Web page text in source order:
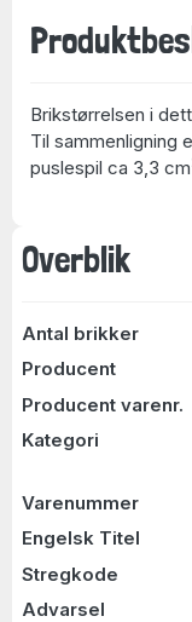
Overblik
Antal brikker
Producent
Producent varenr.
Kategori
Varenummer
Engelsk Titel
Stregkode
Advarsel
Brikstørrelsen i
Til sammenligning
puslespil ca 3,3 cm